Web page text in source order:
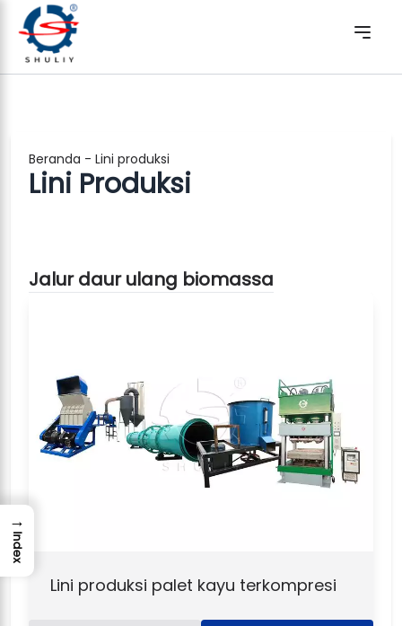
Beranda - Lini produksi
Lini Produksi
Jalur daur ulang biomassa
Lini produksi palet kayu terkompresi
→
Index